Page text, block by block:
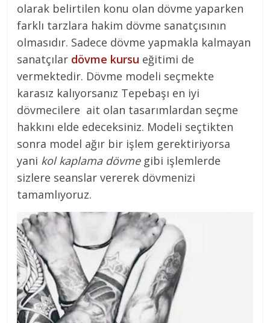
olarak belirtilen konu olan dövme yaparken
farklı tarzlara hakim dövme sanatçısının
olmasıdır. Sadece dövme yapmakla kalmayan
sanatçılar dövme kursu eğitimi de
vermektedir. Dövme modeli seçmekte
karasız kalıyorsanız Tepebaşı en iyi
dövmecilere ait olan tasarımlardan seçme
hakkını elde edeceksiniz. Modeli seçtikten
sonra model ağır bir işlem gerektiriyorsa
yani kol kaplama dövme gibi işlemlerde
sizlere seanslar vererek dövmenizi
tamamlıyoruz.